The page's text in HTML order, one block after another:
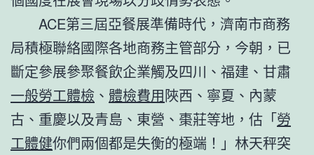
ACE第三屆亞餐展準備時代，濟南市商務
局積極聯絡國際各地商務主管部分，今朝，已
斷定參展參聚餐飲企業觸及四川、福建、甘肅
一般勞工體檢 、 體檢費用陜西、寧夏、內蒙
古、重慶以及青島、東營、棗莊等地，估「勞
工體健你們兩個都是失衡的極端！」林天秤突